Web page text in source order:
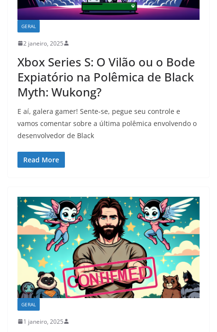
GERAL
2 janeiro, 2025
Xbox Series S: O Vilão ou o Bode
Expiatório na Polêmica de Black
Myth: Wukong?
E aí, galera gamer! Sente-se, pegue seu controle e
vamos comentar sobre a última polêmica envolvendo o
desenvolvedor de Black
Read More
GERAL
1 janeiro, 2025